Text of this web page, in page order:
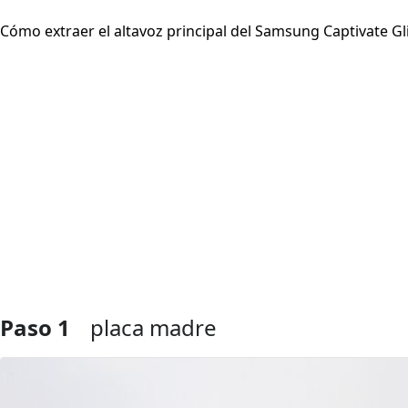
Cómo extraer el altavoz principal del Samsung Captivate
Paso 1 placa madre